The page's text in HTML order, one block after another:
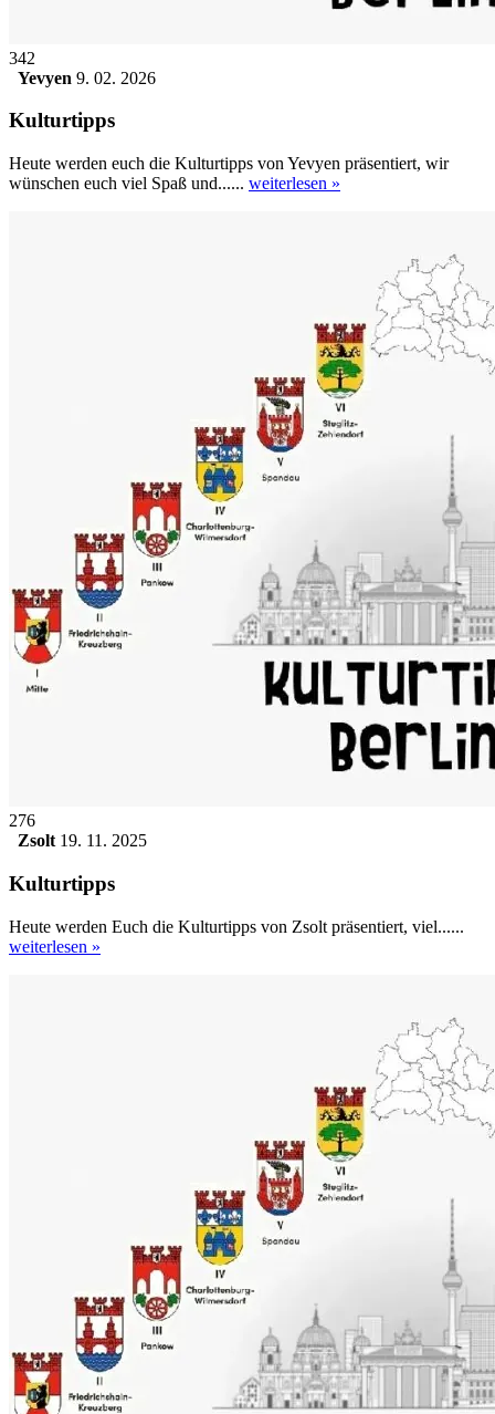
342
Yevyen 9. 02. 2026
Kulturtipps
Heute werden euch die Kulturtipps von Yevyen präsentiert, wir
wünschen euch viel Spaß und...... weiterlesen »
276
Zsolt 19. 11. 2025
Kulturtipps
Heute werden Euch die Kulturtipps von Zsolt präsentiert, viel......
weiterlesen »